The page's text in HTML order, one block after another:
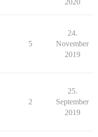
2020
5
24.
November
2019
2
25.
September
2019